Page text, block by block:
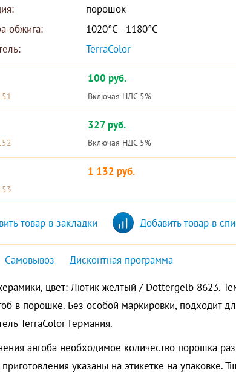
порошок
обжига:
1020°С - 1180°С
TerraColor
100 руб.
Включая НДС 5%
327 руб.
Включая НДС 5%
1 132 руб.
товар в закладки Добавить товар в
Самовывоз Дисконтная программа
цвет: Лютик желтый / Dottergelb 8623.
в порошке. Без особой маркировки, подходит
TerraColor Германия.
ангоба необходимое количество порошка
указаны на этикетке на упаковке.